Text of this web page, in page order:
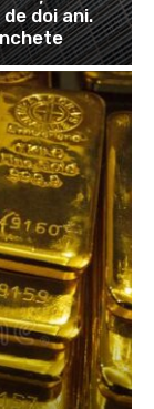
doi ani.